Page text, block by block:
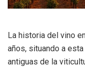
La historia del vino
años, situando a
antiguas de la